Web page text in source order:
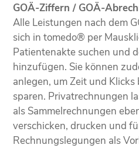
GOÄ-Ziffern / GOÄ-
Alle Leistungen nach dem
sich in tomedo® per
Patienten­akte suchen und
hinzufügen. Sie können
anlegen, um Zeit und
sparen. Privat­rechnungen
als Sammel­rechnungen
verschicken, drucken und
Rechnungs­legungen als